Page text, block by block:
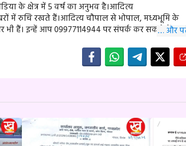
के क्षेत्र में 5 वर्ष का अनुभव है।आदित्य
में रुचि रखते हैं।आदित्य चौपाल से भोपाल, मध्यभूमि के
हैं। इन्हें आप 09977114944 पर संपर्क कर सकते हैं।
… और